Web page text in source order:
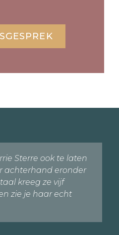
Sterre ook te laten
achterhand eronder
kreeg ze vijf
zie je haar echt